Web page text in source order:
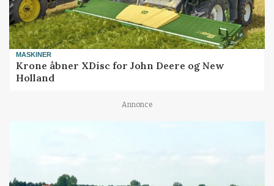
MASKINER
Krone åbner XDisc for John Deere og New
Holland
Annonce